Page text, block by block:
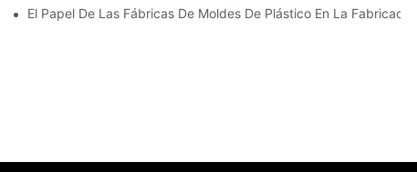
El Papel De Las Fábricas De Moldes De Plástico En La